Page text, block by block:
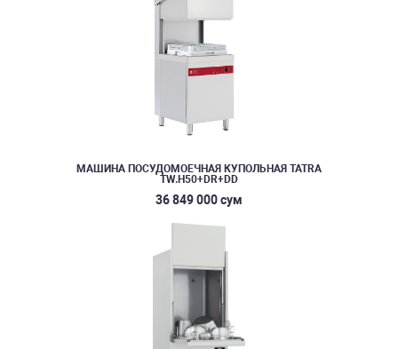
МАШИНА ПОСУДОМОЕЧНАЯ КУПОЛЬНАЯ TATRA
TW.H50+DR+DD
36 849 000 сум